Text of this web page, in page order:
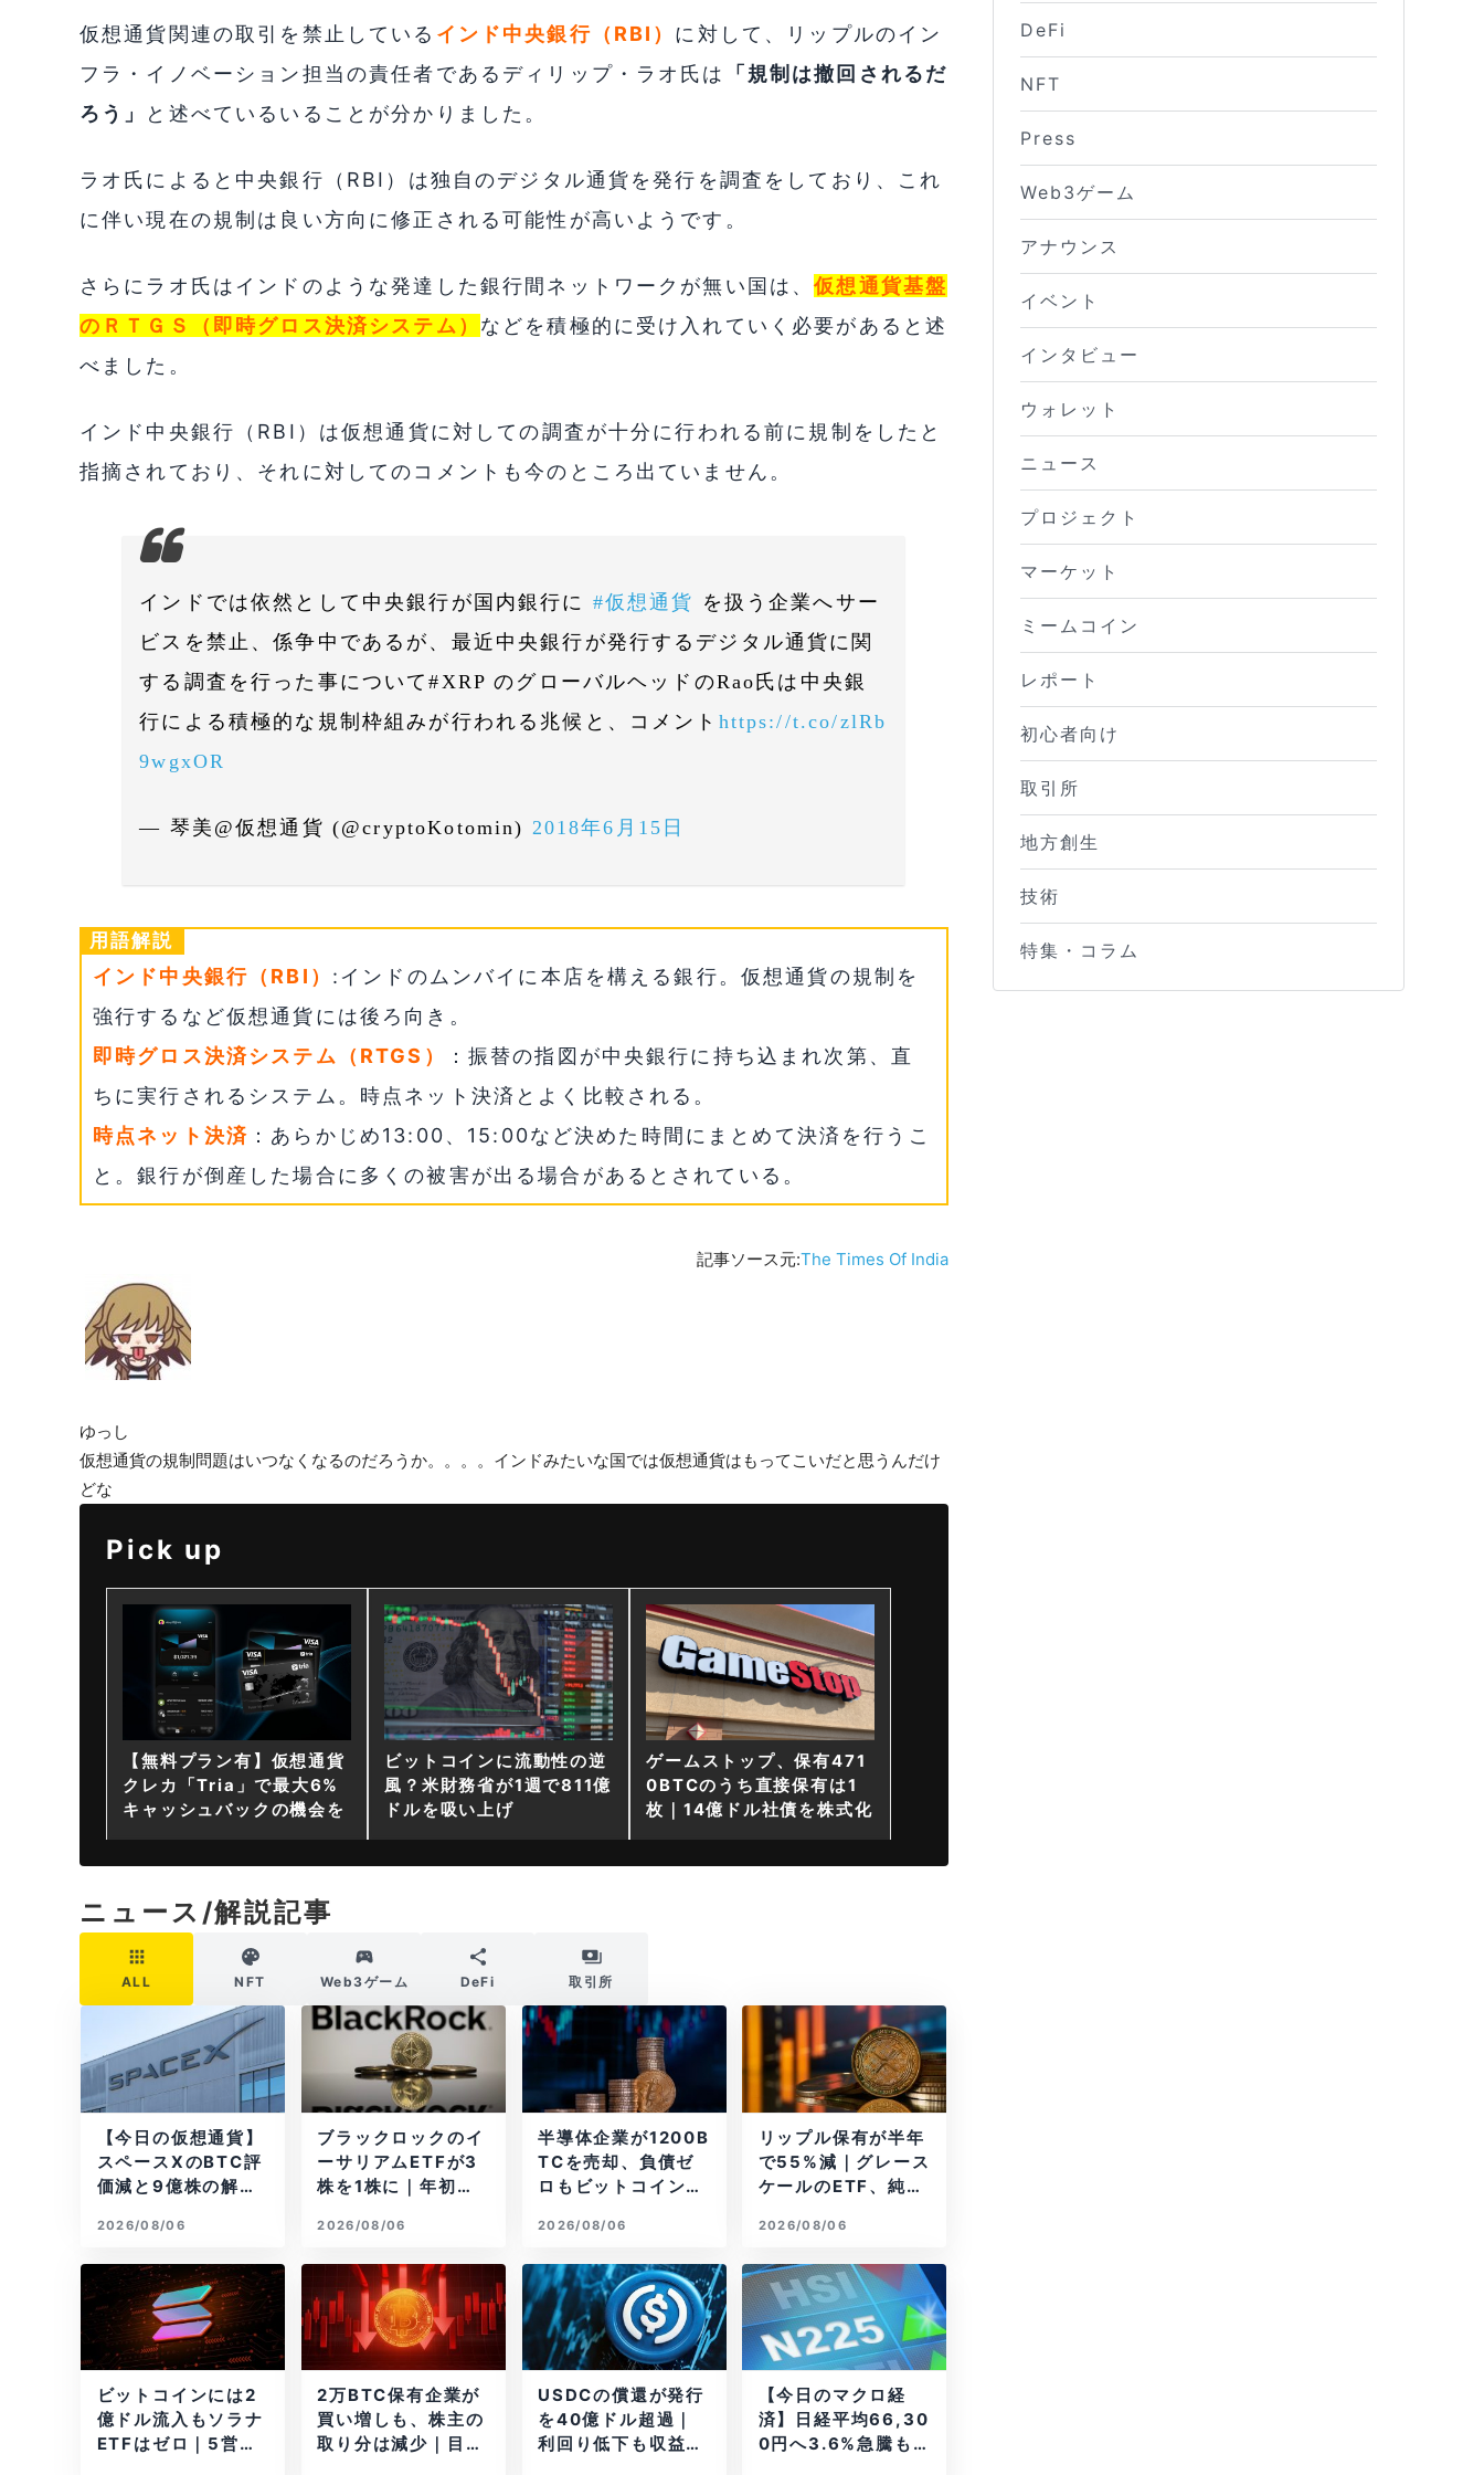
仮想通貨関連の取引を禁止している インド中央銀行（RBI） に対して、リップルのイン
フラ・イノベーション担当の責任者であるディリップ・ラオ氏は
「規制は撤回されるだ
ろう」
と述べているいることが分かりました。
ラオ氏によると中央銀行（RBI）は独自のデジタル通貨を発行を調査をしており、これ
に伴い現在の規制は良い方向に修正される可能性が高いようです。
さらにラオ氏はインドのような発達した銀行間ネットワークが無い国は、仮想通貨基盤
のＲＴＧＳ（即時グロス決済システム） などを積極的に受け入れていく必要があると述
べました。
インド中央銀行（RBI）は仮想通貨に対しての調査が十分に行われる前に規制をしたと
指摘されており、それに対してのコメントも今のところ出ていません。
インドでは依然として中央銀行が国内銀行に #仮想通貨 を扱う企業へサー
ビスを禁止、係争中であるが、最近中央銀行が発行するデジタル通貨に関
する調査を行った事について#XRP のグローバルヘッドのRao氏は中央銀
行による積極的な規制枠組みが行われる兆候と、コメント https://t.co/zlRb
9wgxOR
— 琴美@仮想通貨 (@cryptoKotomin) 2018年6月15日
用語解説
インド中央銀行（RBI） :インドのムンバイに本店を構える銀行。仮想通貨の規制を
強行するなど仮想通貨には後ろ向き。
即時グロス決済システム（RTGS）
：振替の指図が中央銀行に持ち込まれ次第、直
ちに実行されるシステム。時点ネット決済とよく比較される。
時点ネット決済 ：あらかじめ13:00、15:00など決めた時間にまとめて決済を行うこ
と。銀行が倒産した場合に多くの被害が出る場合があるとされている。
記事ソース元:The Times Of India
ゆっし
仮想通貨の規制問題はいつなくなるのだろうか。。。。インドみたいな国では仮想通貨はもってこいだと思うんだけ
どな
Pick up
【無料プラン有】仮想通貨
クレカ「Tria」で最大6%
キャッシュバックの機会を
ビットコインに流動性の逆
風？米財務省が1週で811億
ドルを吸い上げ
ゲームストップ、保有471
0BTCのうち直接保有は1
枚｜14億ドル社債を株式化
ニュース/解説記事
ALL NFT Web3ゲーム DeFi 取引所
【今日の仮想通貨】
スペースXのBTC評
価減と9億株の解
BTCが盗難
2026/08/06
ブラックロックのイ
ーサリアムETFが3
株を1株に｜年初来3
2026/08/06
半導体企業が1200B
TCを売却、負債ゼ
ロもビットコイン戦
2026/08/06
リップル保有が半年
で55%減｜グレース
ケールのETF、純資
2026/08/06
ビットコインには2
億ドル流入もソラナ
ETFはゼロ｜5営業
2万BTC保有企業が
買い増しも、株主の
取り分は減少｜目標
USDCの償還が発行
を40億ドル超過｜
利回り低下も収益は
【今日のマクロ経
済】日経平均66,30
0円へ3.6%急騰もA
DeFi
NFT
Press
Web3ゲーム
アナウンス
イベント
インタビュー
ウォレット
ニュース
プロジェクト
マーケット
ミームコイン
レポート
初心者向け
取引所
地方創生
技術
特集・コラム